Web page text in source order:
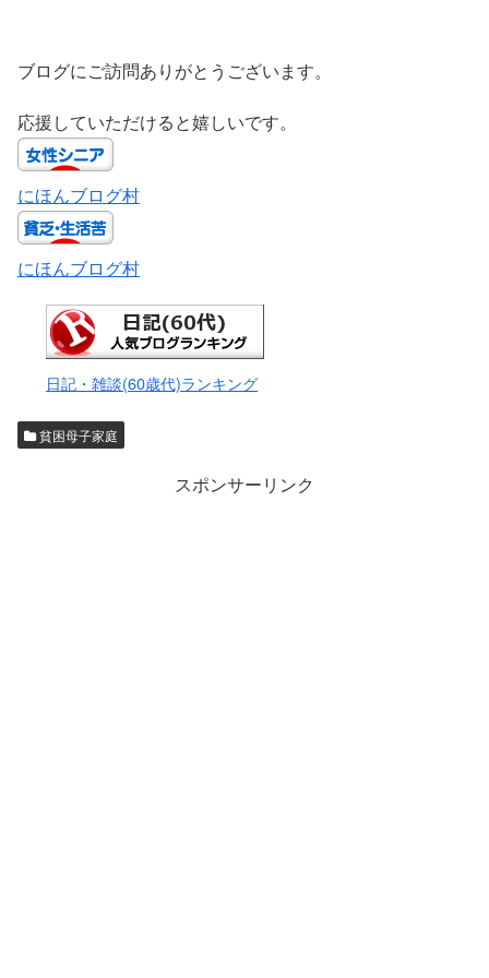
ブログにご訪問ありがとうございます。
応援していただけると嬉しいです。
にほんブログ村
にほんブログ村
日記・雑談(60歳代)ランキング
貧困母子家庭
スポンサーリンク